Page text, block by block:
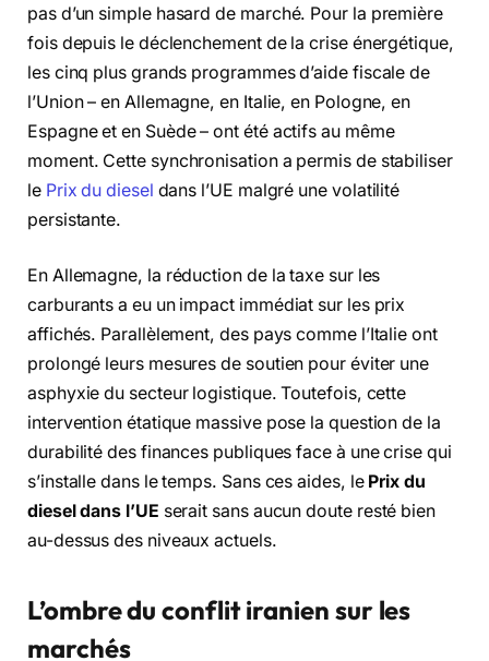
pas d’un simple hasard de marché. Pour la première
fois depuis le déclenchement de la crise énergétique,
les cinq plus grands programmes d’aide fiscale de
l’Union – en Allemagne, en Italie, en Pologne, en
Espagne et en Suède – ont été actifs au même
moment. Cette synchronisation a permis de stabiliser
le Prix du diesel dans l’UE malgré une volatilité
persistante.
En Allemagne, la réduction de la taxe sur les
carburants a eu un impact immédiat sur les prix
affichés. Parallèlement, des pays comme l’Italie ont
prolongé leurs mesures de soutien pour éviter une
asphyxie du secteur logistique. Toutefois, cette
intervention étatique massive pose la question de la
durabilité des finances publiques face à une crise qui
s’installe dans le temps. Sans ces aides, le Prix du
diesel dans l’UE serait sans aucun doute resté bien
au-dessus des niveaux actuels.
L’ombre du conflit iranien sur les
marchés